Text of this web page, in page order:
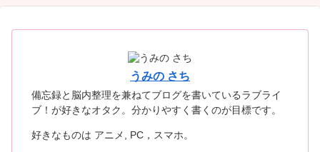
うみの さち
備忘録と脳内整理を兼ねてブログを書いているラブライ
ブ！が好きなオタク。分かりやすく書くのが目標です。
好きなものは アニメ, PC，スマホ。